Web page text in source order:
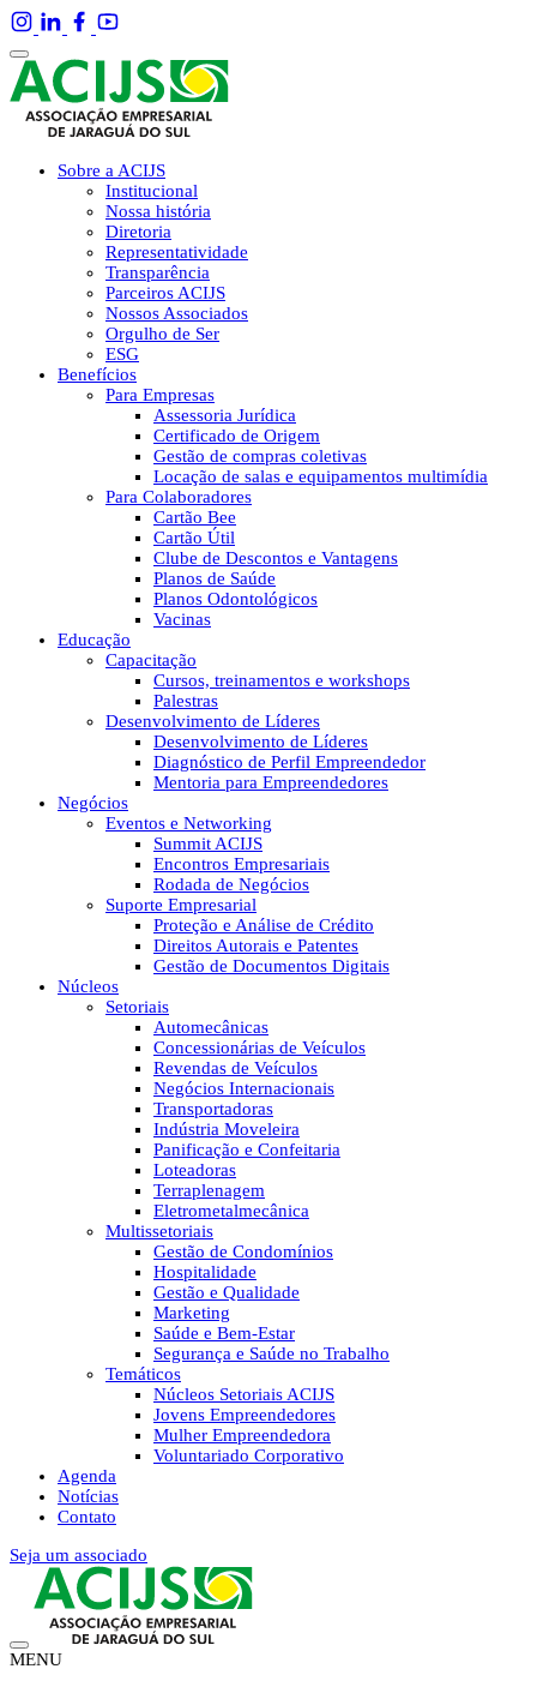
Sobre a ACIJS
Institucional
Nossa história
Diretoria
Representatividade
Transparência
Parceiros ACIJS
Nossos Associados
Orgulho de Ser
ESG
Benefícios
Para Empresas
Assessoria Jurídica
Certificado de Origem
Gestão de compras coletivas
Locação de salas e equipamentos multimídia
Para Colaboradores
Cartão Bee
Cartão Útil
Clube de Descontos e Vantagens
Planos de Saúde
Planos Odontológicos
Vacinas
Educação
Capacitação
Cursos, treinamentos e workshops
Palestras
Desenvolvimento de Líderes
Desenvolvimento de Líderes
Diagnóstico de Perfil Empreendedor
Mentoria para Empreendedores
Negócios
Eventos e Networking
Summit ACIJS
Encontros Empresariais
Rodada de Negócios
Suporte Empresarial
Proteção e Análise de Crédito
Direitos Autorais e Patentes
Gestão de Documentos Digitais
Núcleos
Setoriais
Automecânicas
Concessionárias de Veículos
Revendas de Veículos
Negócios Internacionais
Transportadoras
Indústria Moveleira
Panificação e Confeitaria
Loteadoras
Terraplenagem
Eletrometalmecânica
Multissetoriais
Gestão de Condomínios
Hospitalidade
Gestão e Qualidade
Marketing
Saúde e Bem-Estar
Segurança e Saúde no Trabalho
Temáticos
Núcleos Setoriais ACIJS
Jovens Empreendedores
Mulher Empreendedora
Voluntariado Corporativo
Agenda
Notícias
Contato
Seja um associado
MENU